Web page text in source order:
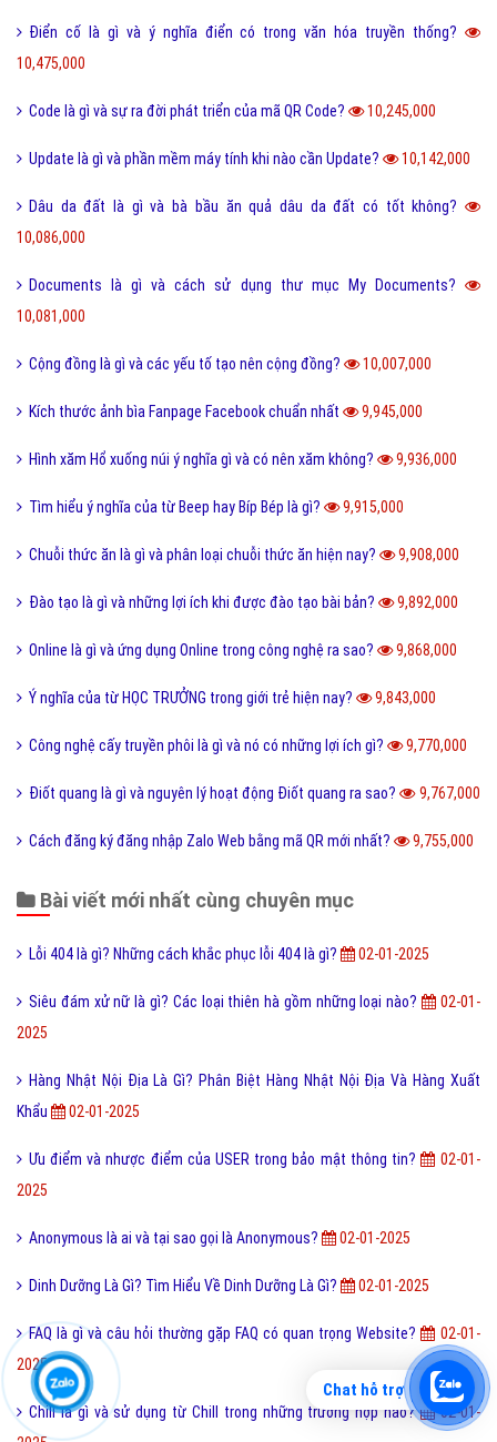
Điển cố là gì và ý nghĩa điển có trong văn hóa truyền thống?
10,475,000
Code là gì và sự ra đời phát triển của mã QR Code? 10,245,000
Update là gì và phần mềm máy tính khi nào cần Update? 10,142,000
Dâu da đất là gì và bà bầu ăn quả dâu da đất có tốt không?
10,086,000
Documents là gì và cách sử dụng thư mục My Documents?
10,081,000
Cộng đồng là gì và các yếu tố tạo nên cộng đồng? 10,007,000
Kích thước ảnh bìa Fanpage Facebook chuẩn nhất 9,945,000
Hình xăm Hổ xuống núi ý nghĩa gì và có nên xăm không? 9,936,000
Tìm hiểu ý nghĩa của từ Beep hay Bíp Bép là gì? 9,915,000
Chuỗi thức ăn là gì và phân loại chuỗi thức ăn hiện nay? 9,908,000
Đào tạo là gì và những lợi ích khi được đào tạo bài bản? 9,892,000
Online là gì và ứng dụng Online trong công nghệ ra sao? 9,868,000
Ý nghĩa của từ HỌC TRƯỞNG trong giới trẻ hiện nay? 9,843,000
Công nghệ cấy truyền phôi là gì và nó có những lợi ích gì? 9,770,000
Điốt quang là gì và nguyên lý hoạt động Điốt quang ra sao? 9,767,000
Cách đăng ký đăng nhập Zalo Web bằng mã QR mới nhất? 9,755,000
Bài viết mới nhất cùng chuyên mục
Lỗi 404 là gì? Những cách khắc phục lỗi 404 là gì? 02-01-2025
Siêu đám xử nữ là gì? Các loại thiên hà gồm những loại nào?
02-01-
2025
Hàng Nhật Nội Địa Là Gì? Phân Biệt Hàng Nhật Nội Địa Và Hàng Xuất
Khẩu
02-01-2025
Ưu điểm và nhược điểm của USER trong bảo mật thông tin?
02-01-
2025
Anonymous là ai và tại sao gọi là Anonymous? 02-01-2025
Dinh Dưỡng Là Gì? Tìm Hiểu Về Dinh Dưỡng Là Gì? 02-01-2025
FAQ là gì và câu hỏi thường gặp FAQ có quan trọng Website?
02-01-
2025
Chill là gì và sử dụng từ Chill trong những trường hợp nào?
02-01-
Chat hỗ trợ